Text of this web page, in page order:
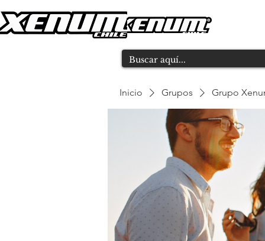
Inicio Grupos Grupo